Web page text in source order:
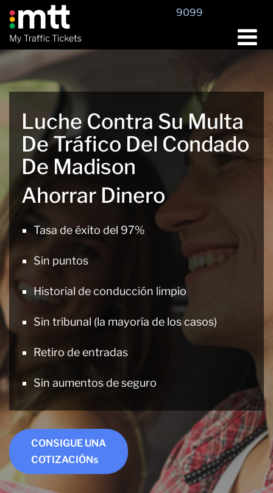
Saltar
contenido
9099
Luche Contra Su Multa
De Tráfico Del Condado
De Madison
Ahorrar Dinero
Tasa de éxito del 97%
Sin puntos
Historial de conducción limpio
Sin tribunal (la mayoría de los casos)
Retiro de entradas
Sin aumentos de seguro
CONSIGUE UNA
COTIZACIÓNs